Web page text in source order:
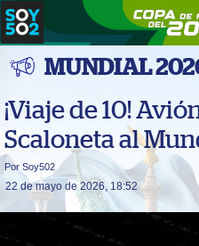
MUNDIAL
¡Viaje de 10!
Scaloneta al
Por Soy502
22 de mayo de 2026, 18:52